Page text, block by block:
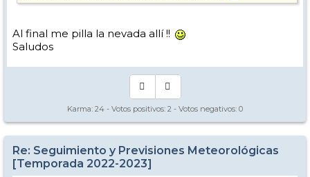
Al final me pilla la nevada allí !!
Saludos
Karma: 24 - Votos positivos: 2 - Votos negativos: 0
Re: Seguimiento y Previsiones Meteorológicas
[Temporada 2022-2023]